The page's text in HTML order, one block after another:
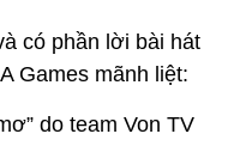
có phần lời bài hát
Games mãnh liệt: